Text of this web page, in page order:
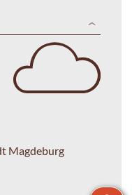
Magdeburg